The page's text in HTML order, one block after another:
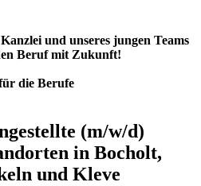
und unseres jungen Teams
Beruf mit Zukunft!
die Berufe
(m/w/d)
in Bocholt,
und Kleve